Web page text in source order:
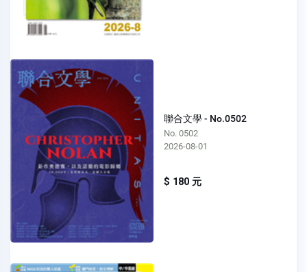
聯合文學 - No.0502
No. 0502
2026-08-01
$ 180 元